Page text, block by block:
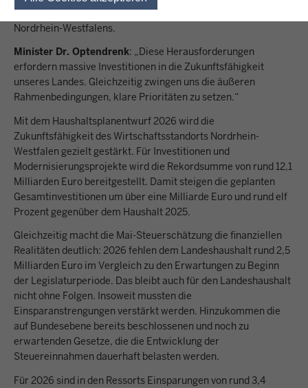
Auslandsinvestitionen belasten die Wettbewerbsfähigkeit
Nordrhein-Westfalens.
Minister Dr. Optendrenk: „Diese Herausforderungen
erfordern massive Investitionen in die Zukunftsfähigkeit
unseres Landes. Gleichzeitig zwingen uns die äußeren
Rahmenbedingungen, klare Prioritäten zu setzen.“
Mit dem Haushaltsplanentwurf 2026 wird die
Zukunftsfähigkeit des Wirtschaftsstandorts Nordrhein-
Westfalen gezielt gestärkt. Für Investitionen und
Modernisierungsprojekte wird die Rekordsumme von rund 12,1
Milliarden Euro bereitgestellt. Damit steigen die geplanten
Gesamtinvestitionen um über eine Milliarde Euro und rund elf
Prozent gegenüber dem Haushalt 2025.
Gleichzeitig macht die Mai-Steuerschätzung die finanziellen
Realitäten deutlich: 2026 fehlen dem Landeshaushalt rund 2,5
Milliarden Euro im Vergleich zu den Erwartungen zu Beginn
der Legislaturperiode. Das bleibt auch für den Landeshaushalt
nicht ohne Folgen. Insoweit mussten die
Einsparanstrengungen verstärkt werden. Hinzukommen die
auf Bundesebene bereits beschlossenen und noch zu
erwartenden Gesetze, die die Entwicklung der
Steuereinnahmen dauerhaft belasten werden.
Für 2026 sind in den Ressorts Einsparungen von rund 3,4